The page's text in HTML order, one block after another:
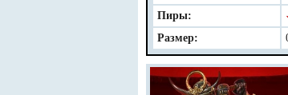
Пиры:
Размер: